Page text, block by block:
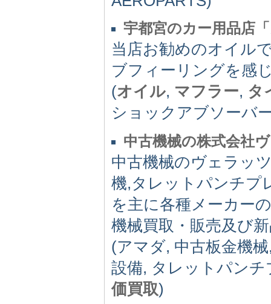
宇都宮のカー用品店
当店お勧めのオイル
ブフィーリングを感
(オイル, マフラー, タ
ショックアブソーバ
中古機械の株式会社
中古機械のヴェラッ
機,タレットパンチプ
を主に各種メーカー
機械買取・販売及び
(アマダ, 中古板金機
設備, タレットパン
価買取)